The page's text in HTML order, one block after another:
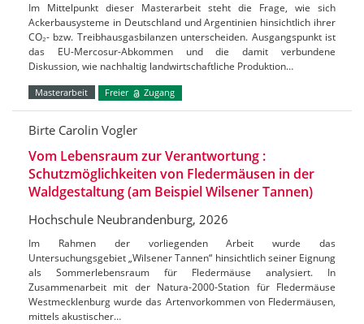
Im Mittelpunkt dieser Masterarbeit steht die Frage, wie sich
Ackerbausysteme in Deutschland und Argentinien hinsichtlich ihrer
CO₂- bzw. Treibhausgasbilanzen unterscheiden. Ausgangspunkt ist
das EU-Mercosur-Abkommen und die damit verbundene
Diskussion, wie nachhaltig landwirtschaftliche Produktion…
Masterarbeit Freier Zugang
Birte Carolin Vogler
Vom Lebensraum zur Verantwortung :
Schutzmöglichkeiten von Fledermäusen in der
Waldgestaltung (am Beispiel Wilsener Tannen)
Hochschule Neubrandenburg, 2026
Im Rahmen der vorliegenden Arbeit wurde das
Untersuchungsgebiet „Wilsener Tannen“ hinsichtlich seiner Eignung
als Sommerlebensraum für Fledermäuse analysiert. In
Zusammenarbeit mit der Natura-2000-Station für Fledermäuse
Westmecklenburg wurde das Artenvorkommen von Fledermäusen,
mittels akustischer…